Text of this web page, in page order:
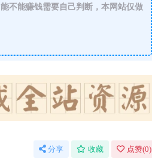
不能赚钱需要自己判断，本网站仅做
分享 收藏 点赞(0)